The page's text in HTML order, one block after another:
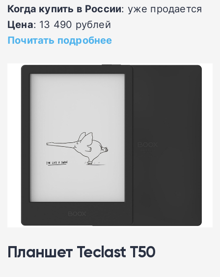
Когда купить в России: уже продается
Цена: 13 490 рублей
Почитать подробнее
Планшет Teclast T50